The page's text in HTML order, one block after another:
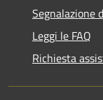
Segnalazione
Leggi le FAQ
Richiesta